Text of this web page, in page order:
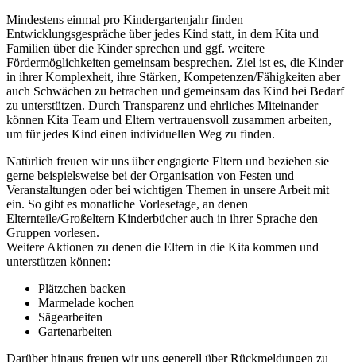
Mindestens einmal pro Kindergartenjahr finden
Entwicklungsgespräche über jedes Kind statt, in dem Kita und
Familien über die Kinder sprechen und ggf. weitere
Fördermöglichkeiten gemeinsam besprechen. Ziel ist es, die Kinder
in ihrer Komplexheit, ihre Stärken, Kompetenzen/Fähigkeiten aber
auch Schwächen zu betrachen und gemeinsam das Kind bei Bedarf
zu unterstützen. Durch Transparenz und ehrliches Miteinander
können Kita Team und Eltern vertrauensvoll zusammen arbeiten,
um für jedes Kind einen individuellen Weg zu finden.
Natürlich freuen wir uns über engagierte Eltern und beziehen sie
gerne beispielsweise bei der Organisation von Festen und
Veranstaltungen oder bei wichtigen Themen in unsere Arbeit mit
ein. So gibt es monatliche Vorlesetage, an denen
Elternteile/Großeltern Kinderbücher auch in ihrer Sprache den
Gruppen vorlesen.
Weitere Aktionen zu denen die Eltern in die Kita kommen und
unterstützen können:
Plätzchen backen
Marmelade kochen
Sägearbeiten
Gartenarbeiten
Darüber hinaus freuen wir uns generell über Rückmeldungen zu